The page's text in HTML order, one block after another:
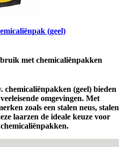
(geel)
met chemicaliënpakken
chemicaliënpakken (geel) bieden
omgevingen. Met
zoals een stalen neus, stalen
laarzen de ideale keuze voor